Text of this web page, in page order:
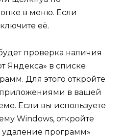
в меню. Если
её.
проверка наличия
Яндекса» в списке
Для этого откройте
в вашей
Если вы используете
Windows, откройте
удаление программ»